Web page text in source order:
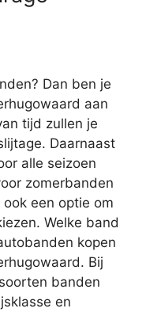
Dan ben je
aan
tijd zullen je
Daarnaast
alle seizoen
zomerbanden
een optie om
Welke band
kopen
Bij
banden
en